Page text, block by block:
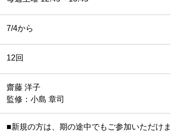
7/4から
12回
齋藤 洋子
監修：小島 章司
■新規の方は、期の途中でもご参加いただけま